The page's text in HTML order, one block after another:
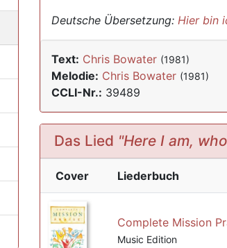
Deutsche Übersetzung: Hier bin
Text: Chris Bowater (1981)
Melodie: Chris Bowater (1981)
CCLI-Nr.: 39489
Das Lied "Here I am,
Cover Liederbuch
Complete Mission
Music Edition